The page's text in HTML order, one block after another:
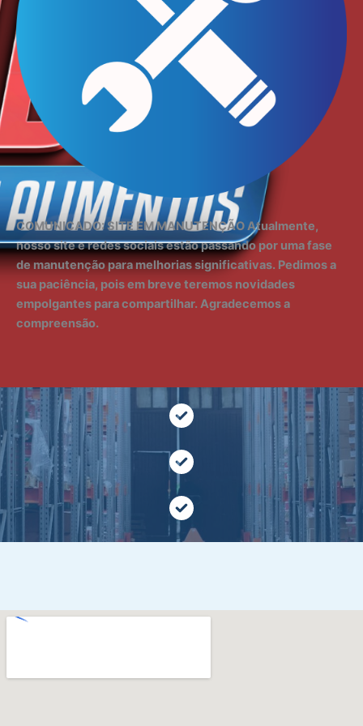
COMUNICADO: SITE EM MANUTENÇÃO Atualmente,
nosso site e redes sociais estão passando por uma fase
de manutenção para melhorias significativas. Pedimos a
sua paciência, pois em breve teremos novidades
empolgantes para compartilhar. Agradecemos a
compreensão.